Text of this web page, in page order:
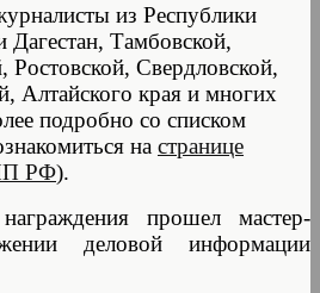
из Республики
Тамбовской,
Ростовской, Свердловской,
Алтайского края и многих
подробно со списком
на странице
РФ).
прошел мастер-
деловой информации